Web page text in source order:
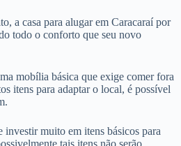
a casa para alugar em Caracaraí por
todo o conforto que seu novo
mobília básica que exige comer fora
itens para adaptar o local, é possível
investir muito em itens básicos para